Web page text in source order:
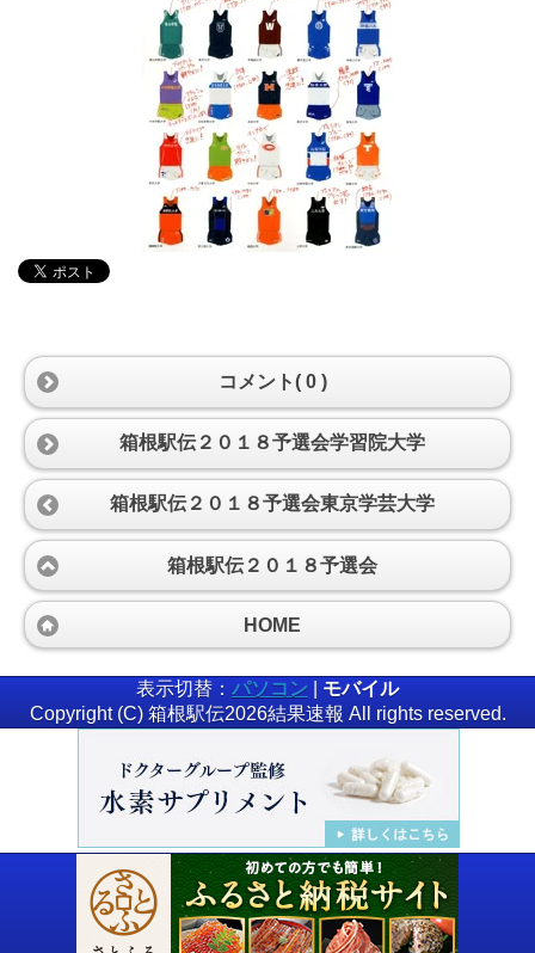
コメント( 0 )
箱根駅伝２０１８予選会学習院大学
箱根駅伝２０１８予選会東京学芸大学
箱根駅伝２０１８予選会
HOME
表示切替： パソコン | モバイル
Copyright (C) 箱根駅伝2026結果速報 All rights reserved.